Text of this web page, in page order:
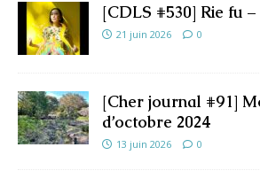
[CDLS #530] Rie fu –
21 juin 2026 0
[Cher journal #91]
d’octobre 2024
13 juin 2026 0